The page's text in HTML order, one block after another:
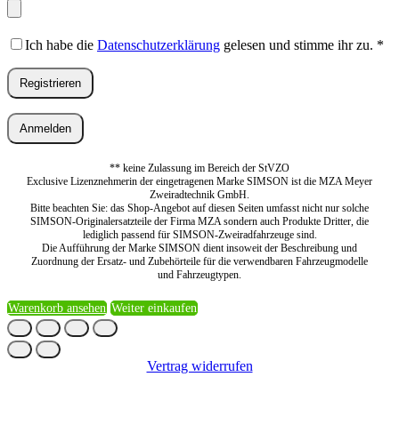
Ich habe die Datenschutzerklärung gelesen und stimme ihr zu. *
Registrieren
Anmelden
** keine Zulassung im Bereich der StVZO
Exclusive Lizenznehmerin der eingetragenen Marke SIMSON ist die MZA Meyer
Zweiradtechnik GmbH.
Bitte beachten Sie: das Shop-Angebot auf diesen Seiten umfasst nicht nur solche
SIMSON-Originalersatzteile der Firma MZA sondern auch Produkte Dritter, die
lediglich passend für SIMSON-Zweiradfahrzeuge sind.
Die Aufführung der Marke SIMSON dient insoweit der Beschreibung und
Zuordnung der Ersatz- und Zubehörteile für die verwendbaren Fahrzeugmodelle
und Fahrzeugtypen.
Warenkorb ansehen Weiter einkaufen
Vertrag widerrufen